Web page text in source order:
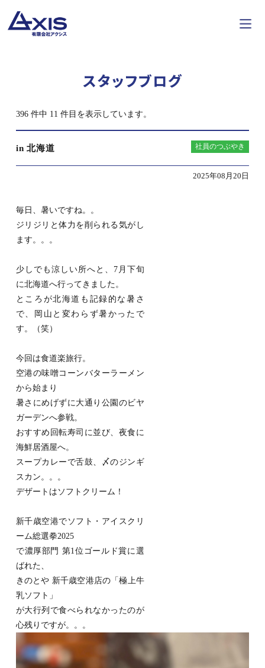
スタッフブログ
396 件中 11 件目を表示しています。
in 北海道 社員のつぶやき
2025年08月20日
毎日、暑いですね。。
ジリジリと体力を削られる気がし
ます。。。
少しでも涼しい所へと、7月下旬
に北海道へ行ってきました。
ところが北海道も記録的な暑さ
で、岡山と変わらず暑かったで
す。（笑）
今回は食道楽旅行。
空港の味噌コーンバターラーメン
から始まり
暑さにめげずに大通り公園のビヤ
ガーデンへ参戦。
おすすめ回転寿司に並び、夜食に
海鮮居酒屋へ。
スープカレーで舌鼓、〆のジンギ
スカン。。。
デザートはソフトクリーム！
新千歳空港でソフト・アイスクリ
ーム総選拳2025
で濃厚部門 第1位ゴールド賞に選
ばれた、
きのとや 新千歳空港店の「極上牛
乳ソフト」
が大行列で食べられなかったのが
心残りですが。。。